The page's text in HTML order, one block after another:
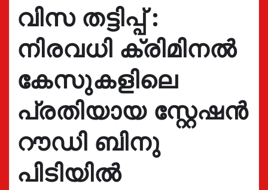
വിസ തട്ടിപ്പ് :
നിരവധി ക്രിമിനൽ
കേസുകളിലെ
പ്രതിയായ സ്റ്റേഷൻ
റൗഡി ബിനു
പിടിയിൽ